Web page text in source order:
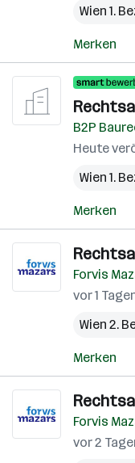
Wien 1.
Merken
B2P
Heute
Wien 1.
Merken
Forvis
vor 1
Wien 2.
Merken
Forvis
vor 2